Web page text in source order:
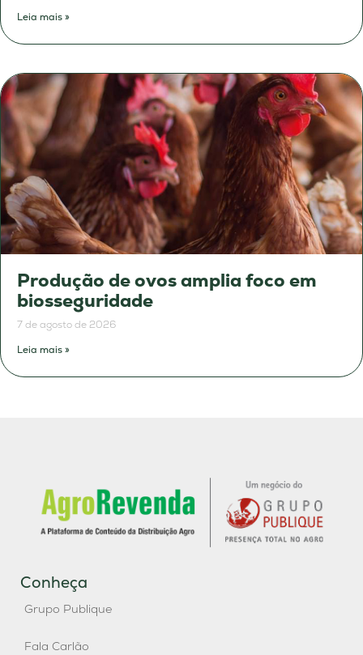
Leia mais »
Produção de ovos amplia foco em
biosseguridade
7 de agosto de 2026
Leia mais »
Conheça
Grupo Publique
Fala Carlão